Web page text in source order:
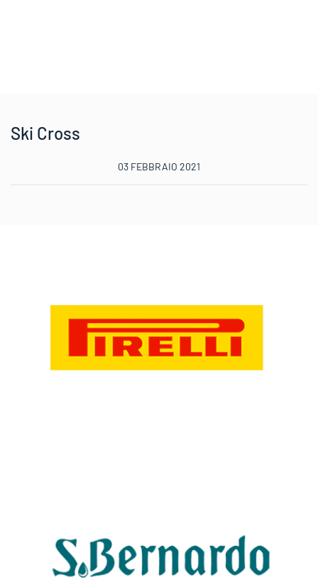
Ski Cross
03 FEBBRAIO 2021